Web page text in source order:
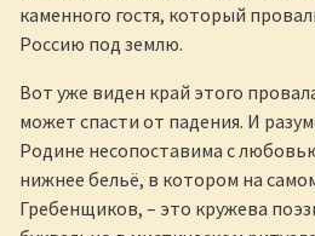
каменного гостя, который
Россию под землю.
Вот уже виден край этого
может спасти от падения. И
Родине несопоставима с
нижнее бельё, в котором на
Гребенщиков, – это кружева